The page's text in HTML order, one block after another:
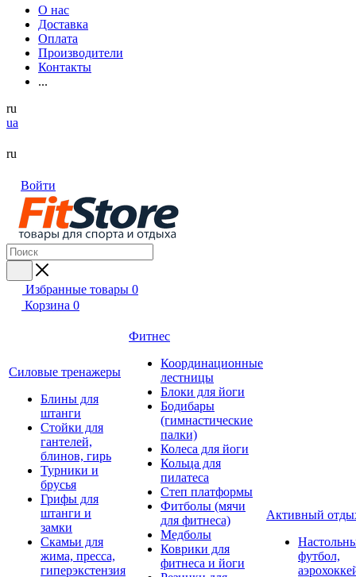
О нас
Доставка
Оплата
Производители
Контакты
...
ru
ua
ru
Войти
Избранные товары 0
Корзина 0
Силовые тренажеры
Блины для
штанги
Стойки для
гантелей,
блинов, гирь
Турники и
брусья
Грифы для
штанги и
замки
Скамьи для
жима, пресса,
гиперэкстензия
Фитнес
Координационные
лестницы
Блоки для йоги
Бодибары
(гимнастические
палки)
Колеса для йоги
Кольца для
пилатеса
Степ платформы
Фитболы (мячи
для фитнеса)
Медболы
Коврики для
фитнеса и йоги
Активный
футбол,